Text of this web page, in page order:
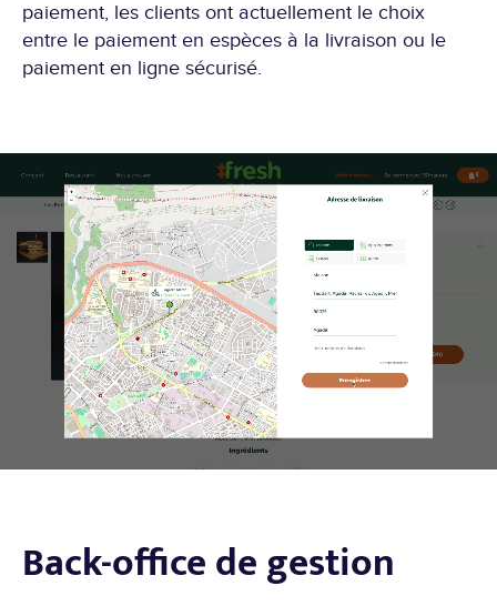
paiement, les clients ont actuellement le choix
entre le paiement en espèces à la livraison ou le
paiement en ligne sécurisé.
Back-office de gestion